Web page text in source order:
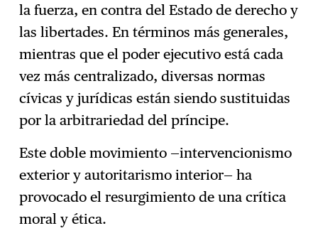
la fuerza, en contra del Estado de derecho y
las libertades. En términos más generales,
mientras que el poder ejecutivo está cada
vez más centralizado, diversas normas
cívicas y jurídicas están siendo sustituidas
por la arbitrariedad del príncipe.
Este doble movimiento —intervencionismo
exterior y autoritarismo interior— ha
provocado el resurgimiento de una crítica
moral y ética.